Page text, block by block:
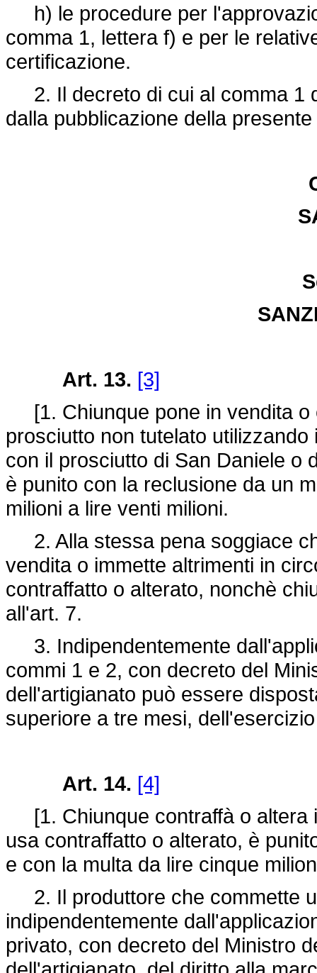
h) le procedure per
comma 1, lettera f) e per le
certificazione.
2. Il decreto di cui al comma 1
dalla pubblicazione della
Art. 13. [3]
[1. Chiunque pone in vendita o
prosciutto non tutelato
con il prosciutto di San Daniele o
è punito con la reclusione da un
milioni a lire venti milioni.
2. Alla stessa pena soggiace
vendita o immette altrimenti in
contraffatto o alterato, nonchè
all'art. 7.
3. Indipendentemente
commi 1 e 2, con decreto del
dell'artigianato può essere
superiore a tre mesi,
Art. 14. [4]
[1. Chiunque contraffà o altera
usa contraffatto o alterato, è
e con la multa da lire cinque
2. Il produttore che commette
indipendentemente
privato, con decreto del Ministro